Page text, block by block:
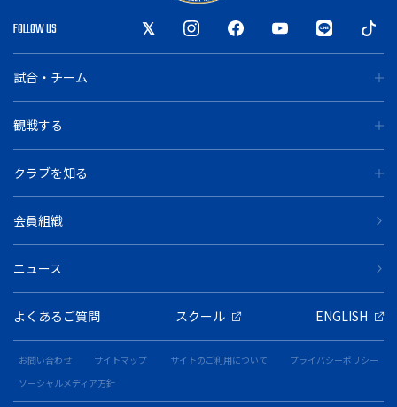
FOLLOW US
試合・チーム
観戦する
クラブを知る
会員組織
ニュース
よくあるご質問 スクール ENGLISH
お問い合わせ サイトマップ サイトのご利用について
プライバシーポリシー
ソーシャルメディア方針